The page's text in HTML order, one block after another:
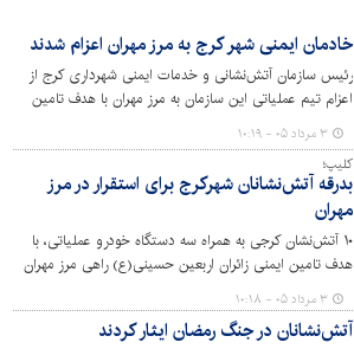
خادمان ایمنی شهر کرج به مرز مهران اعزام شدند
رئیس سازمان آتش‌نشانی و خدمات ایمنی شهرداری کرج از
اعزام تیم عملیاتی این سازمان به مرز مهران با هدف تامین
ایمنی زائران اربعین حسینی خبر داد.
۳ مرداد ۰۵ - ۱۰:۱۹
کلیپ؛
بدرقه آتش‌نشانان شهرکرج برای استقرار در مرز
مهران
۱۰ آتش‌نشان کرجی به همراه سه دستگاه خودرو عملیاتی، با
هدف تامین ایمنی زائران اربعین حسینی(ع) راهی مرز مهران
شدند. ۳ مرداد ۰۵ - ۱۰:۱۸
آتش‌نشانان در جنگ رمضان ایثار کردند